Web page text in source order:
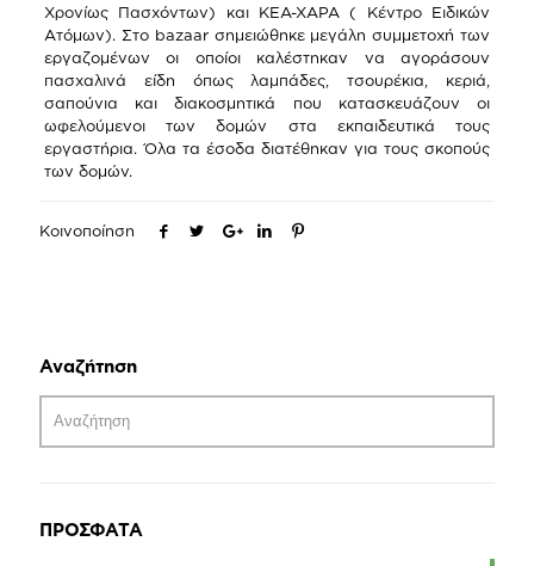
Χρονίως Πασχόντων) και ΚΕΑ-ΧΑΡΑ ( Κέντρο Ειδικών
Ατόμων). Στο bazaar σημειώθηκε μεγάλη συμμετοχή των
εργαζομένων οι οποίοι καλέστηκαν να αγοράσουν
πασχαλινά είδη όπως λαμπάδες, τσουρέκια, κεριά,
σαπούνια και διακοσμητικά που κατασκευάζουν οι
ωφελούμενοι των δομών στα εκπαιδευτικά τους
εργαστήρια. Όλα τα έσοδα διατέθηκαν για τους σκοπούς
των δομών.
Κοινοποίηση
Αναζήτηση
ΠΡΟΣΦΑΤΑ